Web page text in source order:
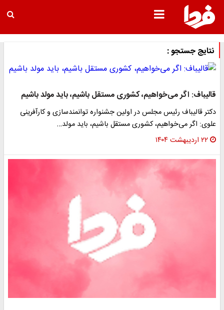
نتایج جستجو :
قالیباف: اگر می‌خواهیم، کشوری مستقل باشیم، باید مولد باشیم
دکتر قالیباف رئیس مجلس در اولین جشنواره توانمندسازی و کارآفرینی
علوی: اگر می‌خواهیم، کشوری مستقل باشیم، باید مولد…
۲۲ اردیبهشت ۱۴۰۴